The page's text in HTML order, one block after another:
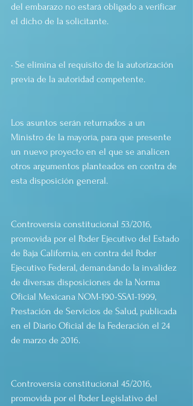
del embarazo no estará obligado a verificar
el dicho de la solicitante.
• Se elimina el requisito de la autorización
previa de la autoridad competente.
Los asuntos serán returnados a un
Ministro de la mayoría, para que presente
un nuevo proyecto en el que se analicen
otros argumentos planteados en contra de
esta disposición general.
Controversia constitucional 53/2016,
promovida por el Poder Ejecutivo del Estado
de Baja California, en contra del Poder
Ejecutivo Federal, demandando la invalidez
de diversas disposiciones de la Norma
Oficial Mexicana NOM-190-SSA1-1999,
Prestación de Servicios de Salud, publicada
en el Diario Oficial de la Federación el 24
de marzo de 2016.
Controversia constitucional 45/2016,
promovida por el Poder Legislativo del